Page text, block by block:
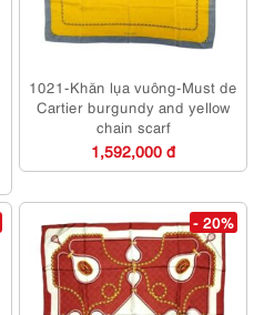
1021-Khăn lụa vuông-Must de
Cartier burgundy and yellow
chain scarf
1,592,000 đ
- 20%